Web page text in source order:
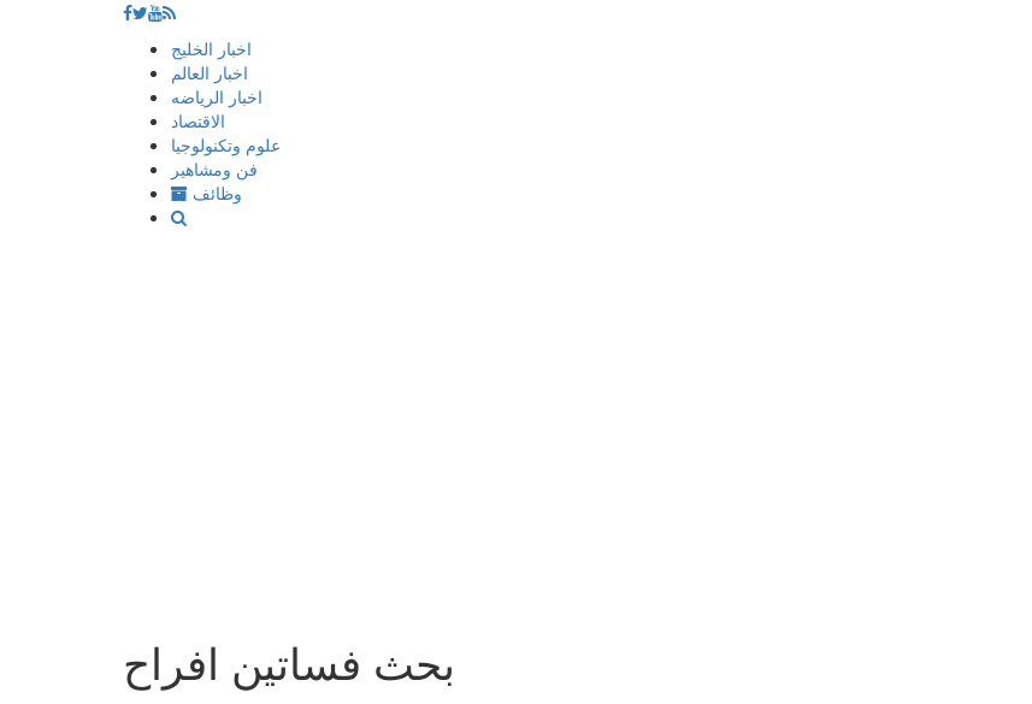
إذهب
المحتوى
اخبار الخليج
اخبار العالم
اخبار الرياضه
الاقتصاد
علوم وتكنولوجيا
فن ومشاهير
وظائف
بحث فساتين افراح